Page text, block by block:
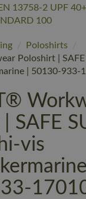
13758-2 UPF 40+
100
/ Poloshirts
/
Poloshirt | SAFE
| 50130-933-
SAFE
vis